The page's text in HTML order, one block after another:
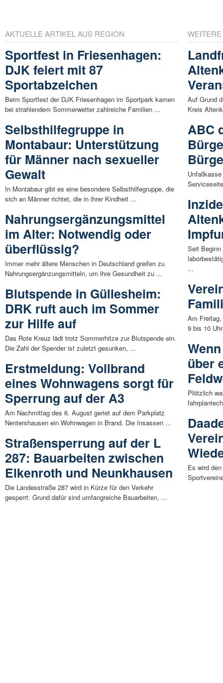
AKTUELLE ARTIKEL AUS REGION
Sportfest in Friesenhagen:
DJK feiert mit 87
Sportabzeichen
Beim Sportfest der DJK Friesenhagen im Sportpark kamen
bei strahlendem Sommerwetter zahlreiche Familien ...
Selbsthilfegruppe in
Montabaur: Unterstützung
für Männer nach sexueller
Gewalt
In Montabaur gibt es eine besondere Selbsthilfegruppe, die
sich an Männer richtet, die in ihrer Kindheit ...
Nahrungsergänzungsmittel
im Alter: Notwendig oder
überflüssig?
Immer mehr ältere Menschen in Deutschland greifen zu
Nahrungsergänzungsmitteln, um ihre Gesundheit zu ...
Blutspende in Güllesheim:
DRK ruft auch im Sommer
zur Hilfe auf
Das Rote Kreuz lädt trotz Sommerhitze zur Blutspende ein.
Die Zahl der Spender ist zuletzt gesunken, ...
Erstmeldung: Vollbrand
eines Wohnwagens sorgt für
Sperrung auf der A3
Am Nachmittag des 6. August geriet auf dem Parkplatz
Nentershausen ein Wohnwagen in Brand. Die Insassen ...
Straßensperrung auf der L
287: Bauarbeiten zwischen
Elkenroth und Neunkhausen
Die Landesstraße 287 wird in Kürze für den Verkehr
gesperrt. Grund dafür sind umfangreiche Bauarbeiten, ...
Auf Grund
Kreis
ABC
Seit Beginn
...
Am
9 bis 10
über
Plötzlich
Es wird